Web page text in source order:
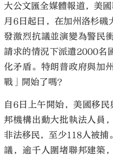
大公文匯全媒體報道，美
月6日起日，在加州洛杉磯
發激烈抗議並演變為警民
請求的情況下派遣2000名
化矛盾。特朗普政府與加
戰」開始了嗎？
自6日上午開始，美國移
邦機構出動大批執法人員
非法移民，至少118人被捕
議，逾千人圍堵聯邦建築